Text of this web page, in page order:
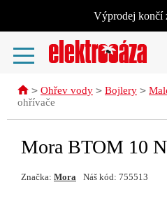
Výprodej končí
> Ohřev vody > Bojlery >
ohřívače
Mora BTOM 10 N
Značka: Mora Náš kód: 755513